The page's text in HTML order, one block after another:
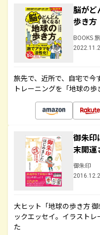
脳がど
歩き方
BOOKS
旅先で、近所で、自宅で今
トレーニングを「地球の
御朱
末開運
御朱印
大ヒット「地球の歩き方
ックエッセイ。イラスト
た